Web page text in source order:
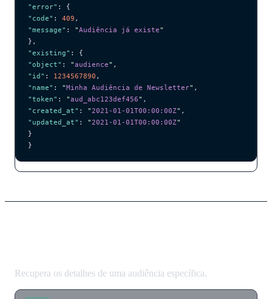
"error" : {
"code" : 409 ,
"message" : "Audiência já existe"
},
"existing" : {
"object" : "audience" ,
"id" : 1234567890 ,
"name" : "Minha Audiência de Newsletter" ,
"token" : "aud_abc123def456" ,
"created_at" : " 2021-01-01T00:00:00Z" ,
"updated_at" : " 2021-01-01T00:00:00Z"
}
}
Recupera os detalhes de uma audiência específica.